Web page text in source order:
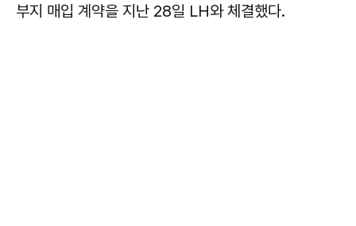
부지 매입 계약을 지난 28일 LH와 체결했다.